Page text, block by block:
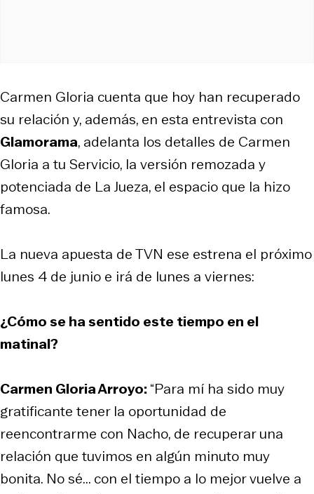
Carmen Gloria cuenta que hoy han recuperado
su relación y, además, en esta entrevista con
Glamorama, adelanta los detalles de Carmen
Gloria a tu Servicio, la versión remozada y
potenciada de La Jueza, el espacio que la hizo
famosa.
La nueva apuesta de TVN ese estrena el próximo
lunes 4 de junio e irá de lunes a viernes:
¿Cómo se ha sentido este tiempo en el
matinal?
Carmen Gloria Arroyo:“Para mí ha sido muy
gratificante tener la oportunidad de
reencontrarme con Nacho, de recuperar una
relación que tuvimos en algún minuto muy
bonita. No sé... con el tiempo a lo mejor vuelve a